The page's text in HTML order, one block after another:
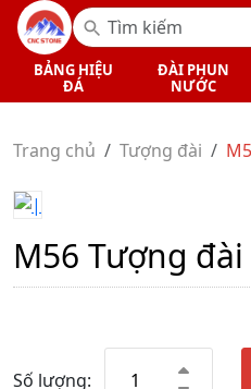
BẢNG HIỆU
ĐÁ
ĐÀI PHUN
NƯỚC
Trang chủ Tượng đài
M56 Tượng
Số lượng: